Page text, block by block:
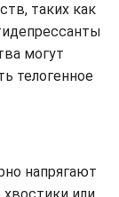
таких как
могут
телогенное
напрягают